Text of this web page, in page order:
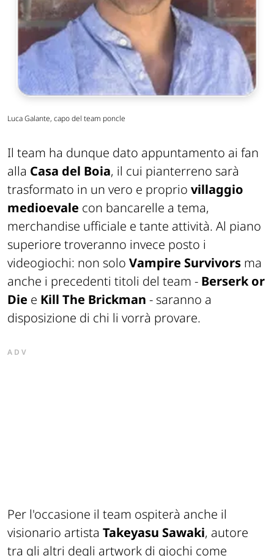
Luca Galante, capo del team poncle
Il team ha dunque dato appuntamento ai fan
alla Casa del Boia, il cui pianterreno sarà
trasformato in un vero e proprio villaggio
medioevale con bancarelle a tema,
merchandise ufficiale e tante attività. Al piano
superiore troveranno invece posto i
videogiochi: non solo Vampire Survivors ma
anche i precedenti titoli del team - Berserk or
Die e Kill The Brickman - saranno a
disposizione di chi li vorrà provare.
ADV
Per l'occasione il team ospiterà anche il
visionario artista Takeyasu Sawaki, autore
tra gli altri degli artwork di giochi come